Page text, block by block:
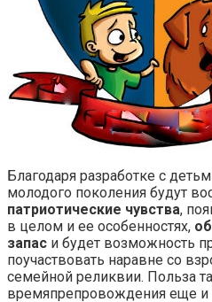
Благодаря разработке с
молодого поколения будут
патриотические чувства,
в целом и ее особенностях,
запас и будет возможность
поучаствовать наравне со
семейной реликвии. Польза
времяпрепровождения еще и